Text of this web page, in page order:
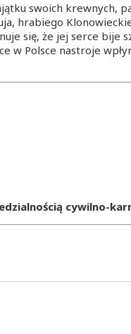
swoich krewnych,
hrabiego
się, że jej serce bije
w Polsce nastroje
cywilno-